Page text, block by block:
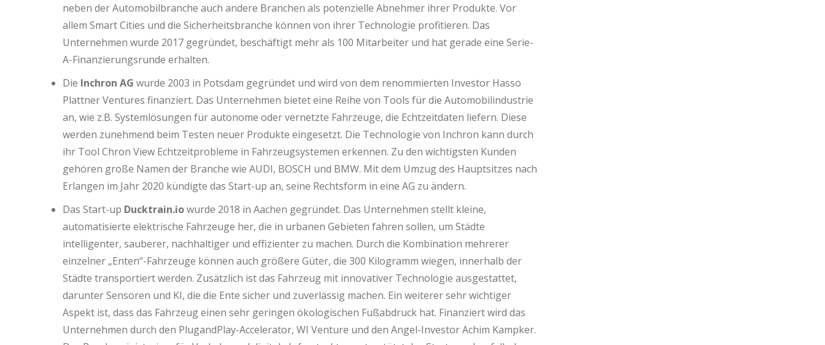
neben der Automobilbranche auch andere Branchen als potenzielle Abnehmer ihrer Produkte. Vor
allem Smart Cities und die Sicherheitsbranche können von ihrer Technologie profitieren. Das
Unternehmen wurde 2017 gegründet, beschäftigt mehr als 100 Mitarbeiter und hat gerade eine Serie-
A-Finanzierungsrunde erhalten.
Die Inchron AG wurde 2003 in Potsdam gegründet und wird von dem renommierten Investor Hasso
Plattner Ventures finanziert. Das Unternehmen bietet eine Reihe von Tools für die Automobilindustrie
an, wie z.B. Systemlösungen für autonome oder vernetzte Fahrzeuge, die Echtzeitdaten liefern. Diese
werden zunehmend beim Testen neuer Produkte eingesetzt. Die Technologie von Inchron kann durch
ihr Tool Chron View Echtzeitprobleme in Fahrzeugsystemen erkennen. Zu den wichtigsten Kunden
gehören große Namen der Branche wie AUDI, BOSCH und BMW. Mit dem Umzug des Hauptsitzes nach
Erlangen im Jahr 2020 kündigte das Start-up an, seine Rechtsform in eine AG zu ändern.
Das Start-up Ducktrain.iowurde 2018 in Aachen gegründet. Das Unternehmen stellt kleine,
automatisierte elektrische Fahrzeuge her, die in urbanen Gebieten fahren sollen, um Städte
intelligenter, sauberer, nachhaltiger und effizienter zu machen. Durch die Kombination mehrerer
einzelner „Enten“-Fahrzeuge können auch größere Güter, die 300 Kilogramm wiegen, innerhalb der
Städte transportiert werden. Zusätzlich ist das Fahrzeug mit innovativer Technologie ausgestattet,
darunter Sensoren und KI, die die Ente sicher und zuverlässig machen. Ein weiterer sehr wichtiger
Aspekt ist, dass das Fahrzeug einen sehr geringen ökologischen Fußabdruck hat. Finanziert wird das
Unternehmen durch den PlugandPlay-Accelerator, WI Venture und den Angel-Investor Achim Kampker.